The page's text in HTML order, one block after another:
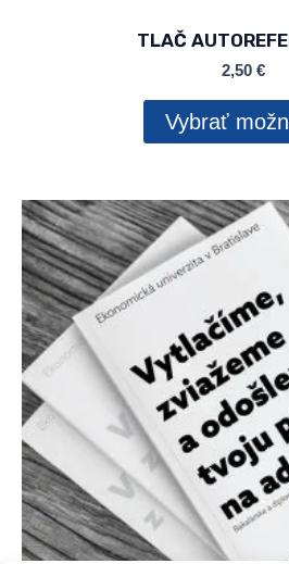
TLAČ
2,50 €
Vybrať